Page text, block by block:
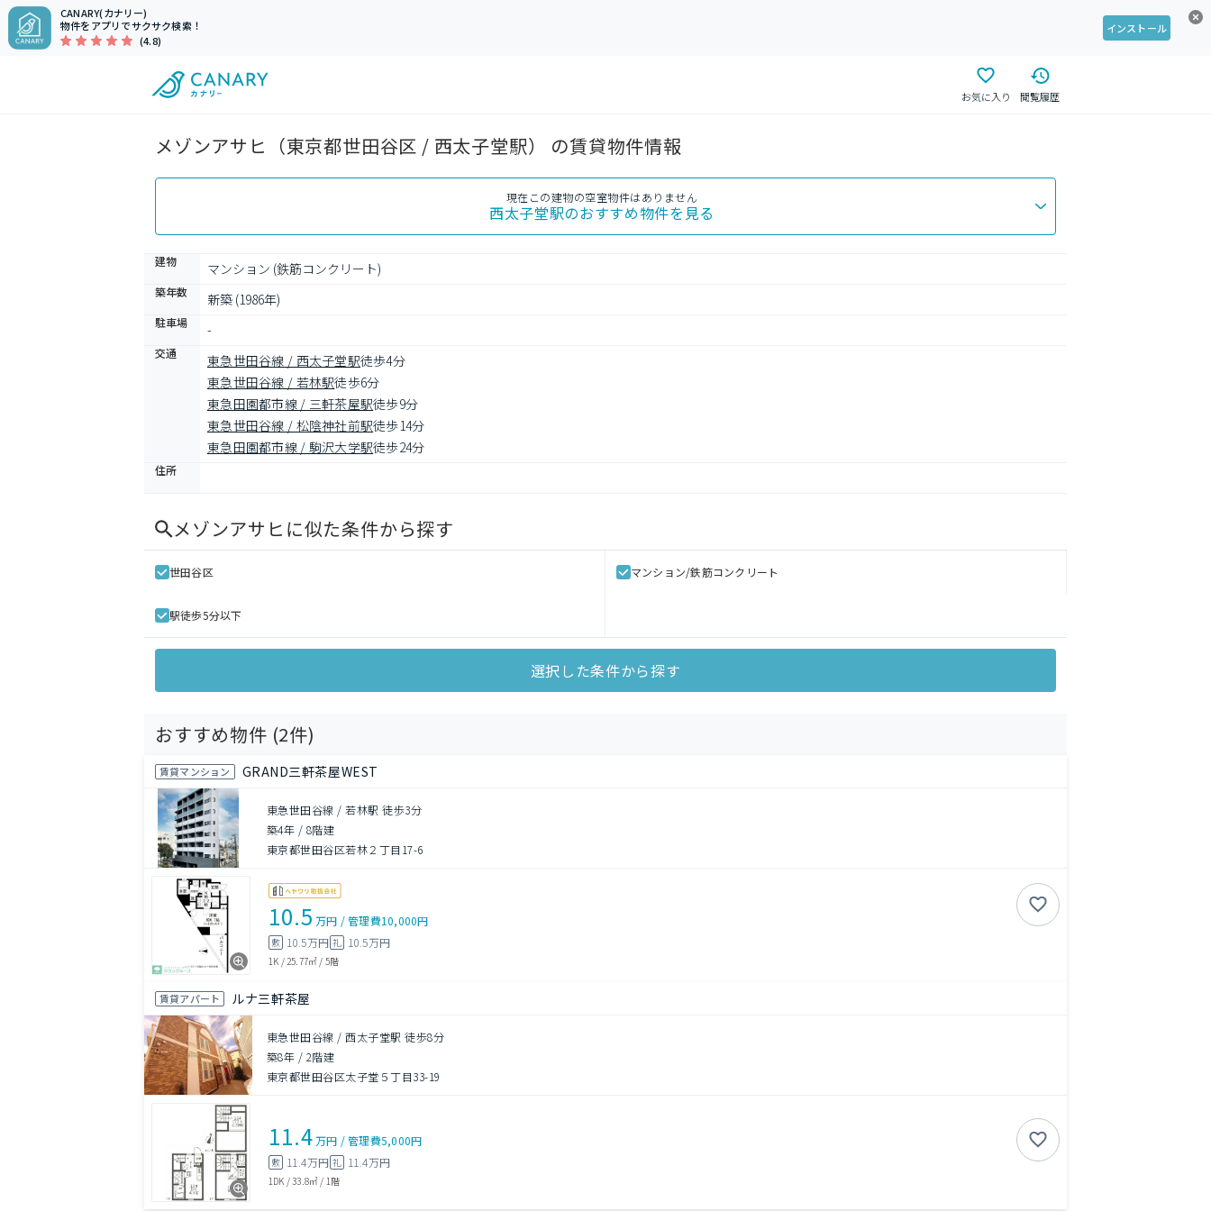
CANARY(カナリー)
物件をアプリでサクサク検索！
(4.8)
インストール
お気に入り 閲覧履歴
メゾンアサヒ（東京都世田谷区 / 西太子堂駅） の賃貸物件情報
現在この建物の空室物件はありません
西太子堂駅のおすすめ物件を見る
建物 マンション (鉄筋コンクリート)
築年数 新築 (1986年)
駐車場 -
交通 東急世田谷線 / 西太子堂駅徒歩4分
東急世田谷線 / 若林駅徒歩6分
東急田園都市線 / 三軒茶屋駅徒歩9分
東急世田谷線 / 松陰神社前駅徒歩14分
東急田園都市線 / 駒沢大学駅徒歩24分
住所
メゾンアサヒ に似た条件から探す
世田谷区 マンション/鉄筋コンクリート
駅徒歩5分以下
選択した条件から探す
おすすめ物件 (2件)
賃貸マンション GRAND三軒茶屋WEST
東急世田谷線 / 若林駅 徒歩3分
築4年 / 8階建
東京都世田谷区若林２丁目17-6
10.5 万円 /管理費10,000円
敷 10.5万円 礼 10.5万円
1K /25.77㎡ / 5階
賃貸アパート ルナ三軒茶屋
東急世田谷線 / 西太子堂駅 徒歩8分
築8年 / 2階建
東京都世田谷区太子堂５丁目33-19
11.4万円 /管理費5,000円
敷 11.4万円 礼 11.4万円
1DK /33.8㎡ / 1階